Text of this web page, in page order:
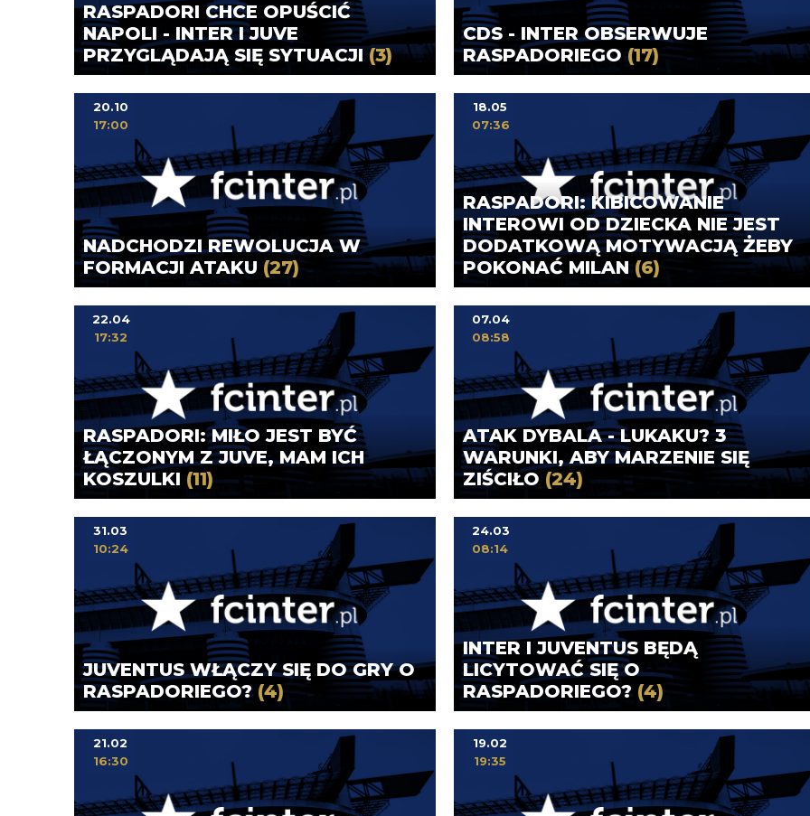
RASPADORI CHCE OPUŚCIĆ
NAPOLI - INTER I JUVE
PRZYGLĄDAJĄ SIĘ SYTUACJI(3)
CDS - INTER OBSERWUJE
RASPADORIEGO(17)
NADCHODZI REWOLUCJA W
FORMACJI ATAKU (27)
20.10
17:00
RASPADORI: KIBICOWANIE
INTEROWI OD DZIECKA NIE JEST
DODATKOWĄ MOTYWACJĄ ŻEBY
POKONAĆ MILAN(6)
18.05
07:36
RASPADORI: MIŁO JEST BYĆ
ŁĄCZONYM Z JUVE, MAM ICH
KOSZULKI (11)
22.04
17:32
ATAK DYBALA - LUKAKU? 3
WARUNKI, ABY MARZENIE SIĘ
ZIŚCIŁO (24)
07.04
08:58
JUVENTUS WŁĄCZY SIĘ DO GRY O
RASPADORIEGO? (4)
31.03
10:24
INTER I JUVENTUS BĘDĄ
LICYTOWAĆ SIĘ O
RASPADORIEGO? (4)
24.03
08:14
21.02
16:30
19.02
19:35